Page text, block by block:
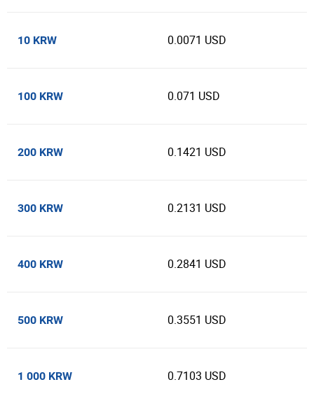
10 KRW 0.0071 USD
100 KRW 0.071 USD
200 KRW 0.1421 USD
300 KRW 0.2131 USD
400 KRW 0.2841 USD
500 KRW 0.3551 USD
1 000 KRW 0.7103 USD